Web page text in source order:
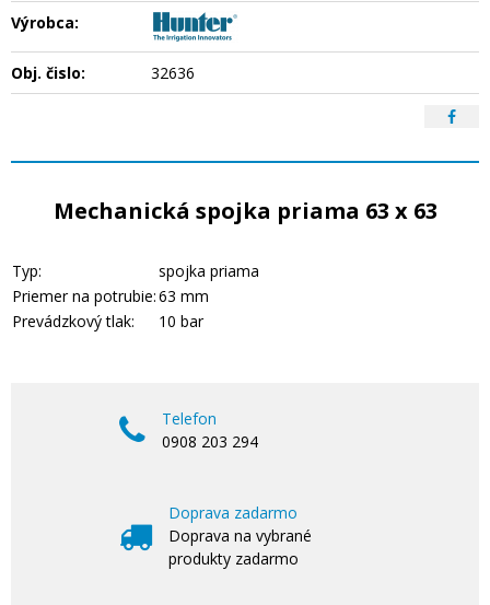
Výrobca:
Obj. čislo: 32636
Mechanická spojka priama 63 x 63
Typ:
spojka priama
Priemer na potrubie:63 mm
Prevádzkový tlak:
10 bar
Telefon
0908 203 294
Doprava zadarmo
Doprava na vybrané
produkty zadarmo